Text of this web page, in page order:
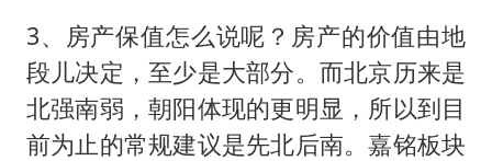
3、房产保值怎么说呢？房产的价值由地
段儿决定，至少是大部分。而北京历来是
北强南弱，朝阳体现的更明显，所以到目
前为止的常规建议是先北后南。嘉铭板块